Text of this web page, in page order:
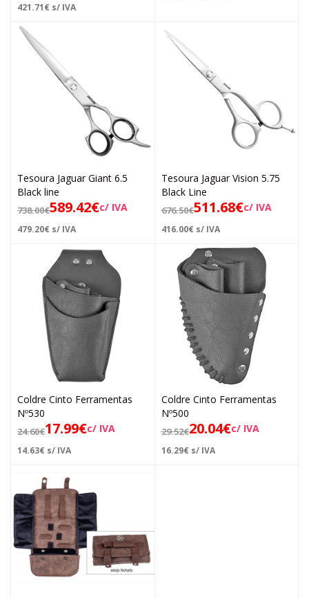
421.71€ s/ IVA
Tesoura Jaguar Giant 6.5
Black line
738.00€589.42€c/ IVA
479.20€ s/ IVA
Tesoura Jaguar Vision 5.75
Black Line
676.50€511.68€c/ IVA
416.00€ s/ IVA
Coldre Cinto Ferramentas
Nº530
24.60€17.99€c/ IVA
14.63€ s/ IVA
Coldre Cinto Ferramentas
Nº500
29.52€20.04€c/ IVA
16.29€ s/ IVA